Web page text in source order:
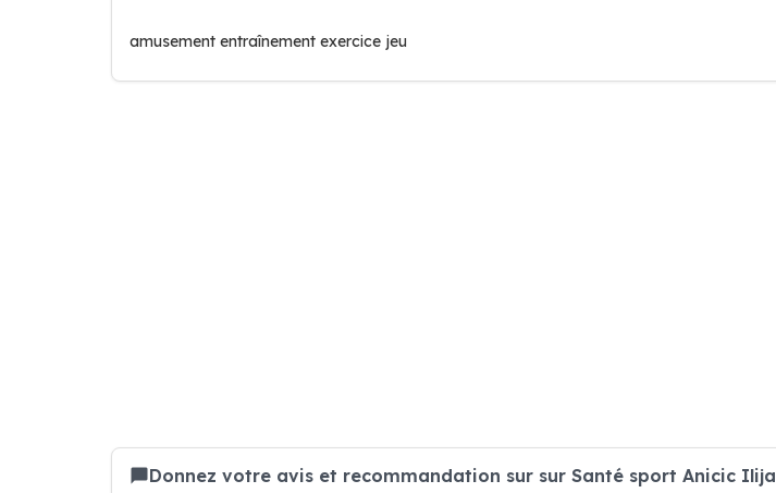
amusement entraînement exercice jeu
Donnez votre avis et recommandation sur sur Santé sport Anicic Ilija